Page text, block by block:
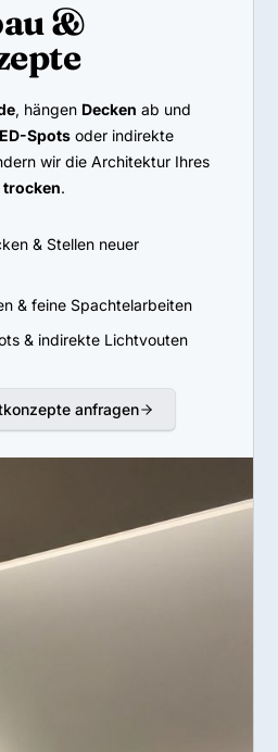
&
, hängen Decken ab und
Spots oder indirekte
wir die Architektur Ihres
trocken.
& Stellen neuer
& feine Spachtelarbeiten
& indirekte Lichtvouten
anfragen